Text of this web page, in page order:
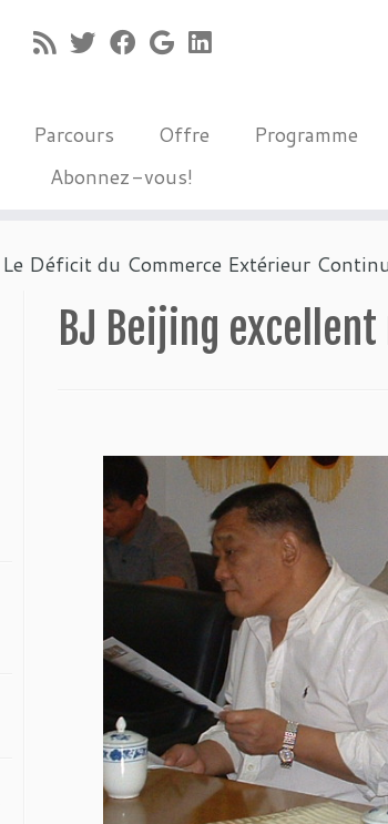
Parcours Offre Programme
Abonnez-vous!
Le Déficit du Commerce Extérieur
BJ Beijing